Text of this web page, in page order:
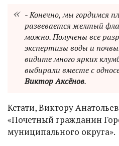
- Конечно, мы гордимся
развевается желтый
можно. Получены все
экспертизы воды и
видите много ярких
выбирали вместе с
Виктор Аксёнов.
Кстати, Виктору
«Почетный гражданин
муниципального округа».